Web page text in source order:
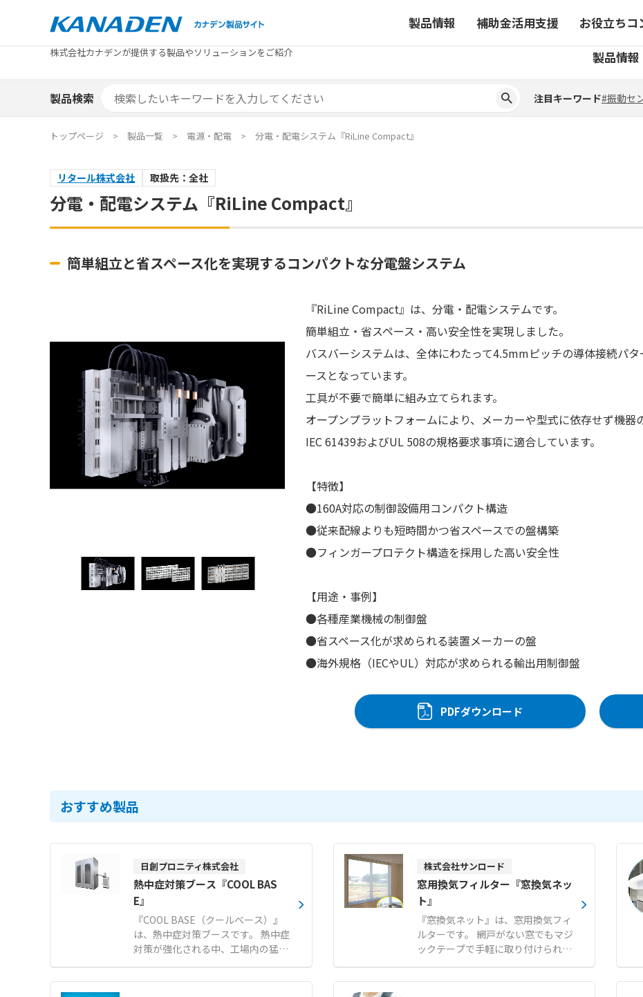
製品情報
カテゴリから探す メーカーから探す 事業から探す
エリア別おすすめ製品 特集
カタログ・技術資料
補助金活用支援
補助金検索システム 補助金対象製品一覧 補助金ヘルプデスク
お役立ちコ
トピックス お役立ちコラム 4コマ漫画でわかる取扱製品
製品検索 注目キーワード#振動セ
株式会社カナデンが提供する製品やソリューションをご紹介
コー
製品情報
カテゴリから探す メーカーから探す 事業から探す
エリア別おすすめ製品
補助金検索システム 補助金対象製品一覧 補助金ヘルプデスク
トピックス お役立ちコラム 4コマ漫画でわかる取扱製品
製品検索 注目キーワード#振動セ
トップページ 製品一覧 電源・配電 分電・配電システム『RiLine Compact』
リタール株式会社 取扱先：全社
分電・配電システム『RiLine Compact』
簡単組立と省スペース化を実現するコンパクトな分電盤システム
『RiLine Compact』は、分電・配電システムです。
簡単組立・省スペース・高い安全性を実現しました。
バスバーシステムは、全体にわたって4.5mmピッチの導体接続パ
ースとなっています。
工具が不要で簡単に組み立てられます。
オープンプラットフォームにより、メーカーや型式に依存せず機器
IEC 61439およびUL 508の規格要求事項に適合しています。
【特徴】
●160A対応の制御設備用コンパクト構造
●従来配線よりも短時間かつ省スペースでの盤構築
●フィンガープロテクト構造を採用した高い安全性
【用途・事例】
●各種産業機械の制御盤
●省スペース化が求められる装置メーカーの盤
●海外規格（IECやUL）対応が求められる輸出用制御盤
PDFダウンロード
おすすめ製品
日創プロニティ株式会社
熱中症対策ブース『COOL BAS
E』
『COOL BASE（クールベース）』
は、熱中症対策ブースです。 熱中症
対策が強化される中、工場内の猛
暑・酷暑対策の新定番として快適な
避暑空間を提供します。 断熱パネル
株式会社サンロード
窓用換気フィルター『窓換気ネッ
ト』
『窓換気ネット』は、窓用換気フィ
ルターです。 網戸がない窓でもマジ
ックテープで手軽に取り付けられ、
虫やホコリの侵入を防ぎながら簡単
に換気が行えます。 80メッシュの